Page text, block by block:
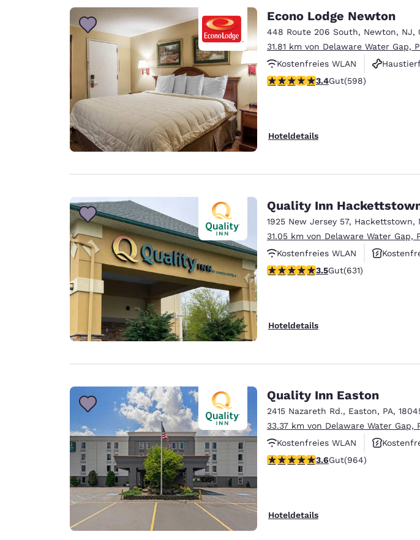
Econo Lodge Newton
448 Route 206 South, Newton, NJ,
31.81 km von Delaware Water Gap,
Kostenfreies WLAN
3.41-Sterne-Bewertung. Gut. 598
3.4Gut(598)
Hoteldetails
Quality Inn
1925 New Jersey 57, Hackettstown,
31.05 km von Delaware Water Gap,
Kostenfreies WLAN
Rauchfrei
3.53-Sterne-Bewertung. Gut. 631
3.5Gut(631)
Hoteldetails
Quality Inn Easton
2415 Nazareth Rd., Easton, PA,
33.37 km von Delaware Water Gap,
Kostenfreies WLAN
Kostenfreie Parkplätze verfügbar
3.58-Sterne-Bewertung. Gut. 964
3.6Gut(964)
Hoteldetails